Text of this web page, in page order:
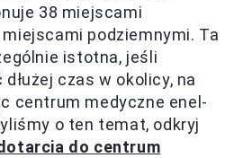
38 miejscami
podziemnymi. Ta
istotna, jeśli
czas w okolicy, na
centrum medyczne enel-
o ten temat, odkryj
do centrum